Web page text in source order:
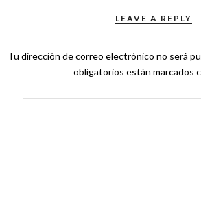
LEAVE A REPLY
Tu dirección de correo electrónico no será
obligatorios están marcados